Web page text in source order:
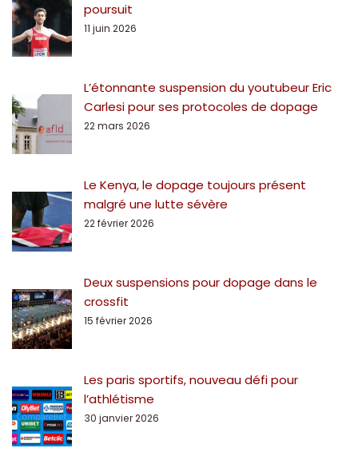
poursuit
11 juin 2026
L’étonnante suspension du youtubeur Eric
Carlesi pour ses protocoles de dopage
22 mars 2026
Le Kenya, le dopage toujours présent
malgré une lutte sévère
22 février 2026
Deux suspensions pour dopage dans le
crossfit
15 février 2026
Les paris sportifs, nouveau défi pour
l’athlétisme
30 janvier 2026